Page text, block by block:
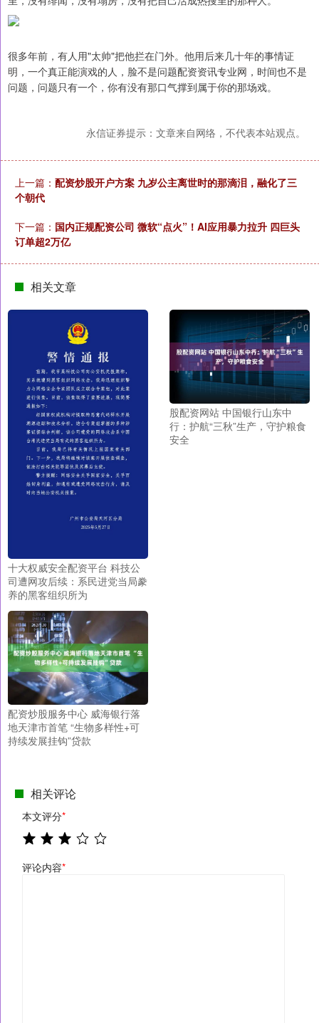
很多年前，有人用"太帅"把他拦在门外。他用后来几十年的事情证
明，一个真正能演戏的人，脸不是问题配资资讯专业网，时间也不是
问题，问题只有一个，你有没有那口气撑到属于你的那场戏。
永信证券提示：文章来自网络，不代表本站观点。
上一篇： 配资炒股开户方案 九岁公主离世时的那滴泪，融化了三
个朝代
下一篇： 国内正规配资公司 微软“点火”！AI应用暴力拉升 四巨头
订单超2万亿
相关文章
十大权威安全配资平台 科技公
司遭网攻后续：系民进党当局豢
养的黑客组织所为
股配资网站 中国银行山东中
行：护航“三秋”生产，守护粮食
安全
配资炒股服务中心 威海银行落
地天津市首笔 “生物多样性+可
持续发展挂钩”贷款
相关评论
本文评分*
评论内容*